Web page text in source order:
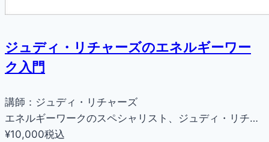
ジュディ・リチャーズのエネルギーワー
ク入門
講師：ジュディ・リチャーズ
エネルギーワークのスペシャリスト、ジュディ・リチ…
¥10,000税込